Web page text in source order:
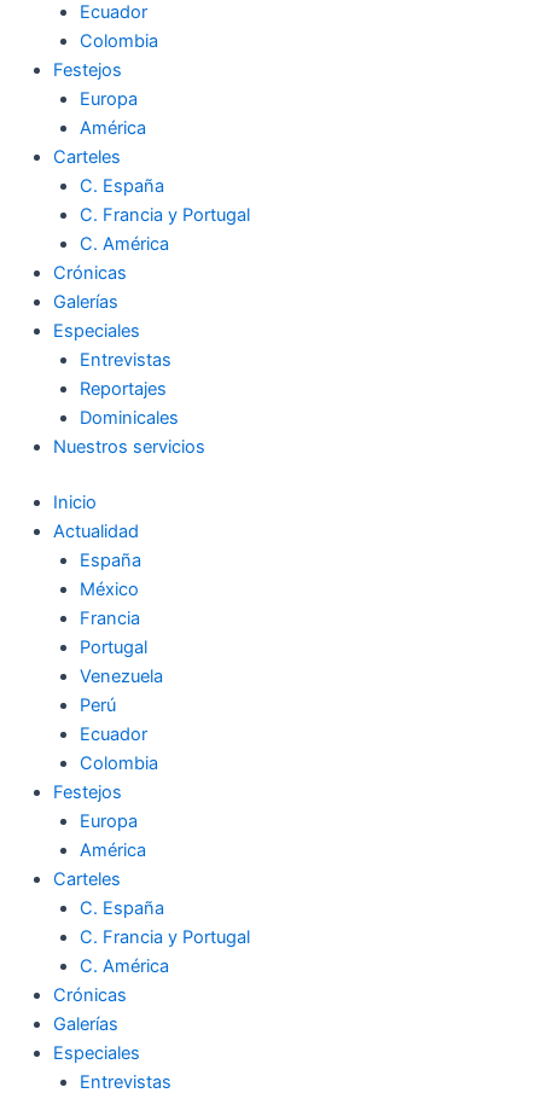
Ecuador
Colombia
Festejos
Europa
América
Carteles
C. España
C. Francia y Portugal
C. América
Crónicas
Galerías
Especiales
Entrevistas
Reportajes
Dominicales
Nuestros servicios
Inicio
Actualidad
España
México
Francia
Portugal
Venezuela
Perú
Ecuador
Colombia
Festejos
Europa
América
Carteles
C. España
C. Francia y Portugal
C. América
Crónicas
Galerías
Especiales
Entrevistas